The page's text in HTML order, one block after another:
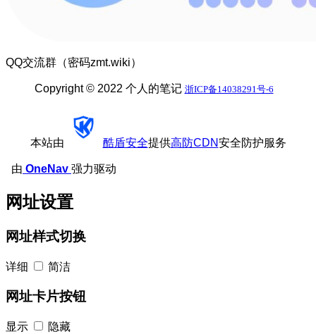
QQ交流群（密码zmt.wiki）
Copyright © 2022 个人的笔记 浙ICP备14038291号-6
本站由 酷盾安全提供高防CDN安全防护服务
由 OneNav 强力驱动
网址设置
网址样式切换
详细 简洁
网址卡片按钮
显示 隐藏